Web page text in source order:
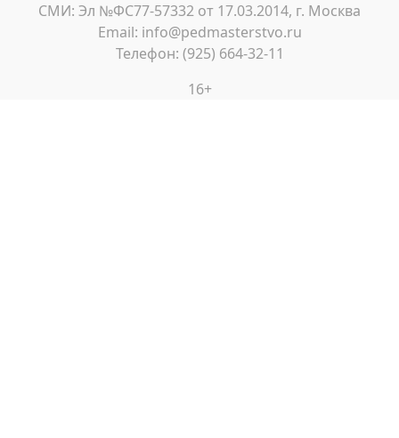
СМИ: Эл №ФС77-57332 от 17.03.2014, г. Москва
Email: info@pedmasterstvo.ru
Телефон: (925) 664-32-11
16+